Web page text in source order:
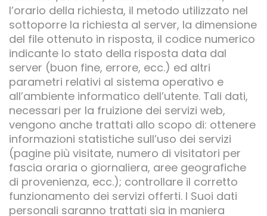
l’orario della richiesta, il metodo utilizzato nel
sottoporre la richiesta al server, la dimensione
del file ottenuto in risposta, il codice numerico
indicante lo stato della risposta data dal
server (buon fine, errore, ecc.) ed altri
parametri relativi al sistema operativo e
all’ambiente informatico dell’utente. Tali dati,
necessari per la fruizione dei servizi web,
vengono anche trattati allo scopo di: ottenere
informazioni statistiche sull’uso dei servizi
(pagine più visitate, numero di visitatori per
fascia oraria o giornaliera, aree geografiche
di provenienza, ecc.); controllare il corretto
funzionamento dei servizi offerti. I Suoi dati
personali saranno trattati sia in maniera